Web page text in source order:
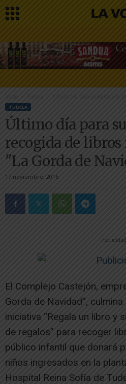
Inicio Tudela Último día para sumarse a la
TUDELA
Último día para
recogida de
"La Gorda de
17 noviembre, 2016
-- Publicidad
El Complejo Castejón,
Gorda de Navidad”, culmina
iniciativa “Regala un libro y
de regalos” para recoger
público infantil que donará
niños ingresados en la
Hospital Reina Sofía de